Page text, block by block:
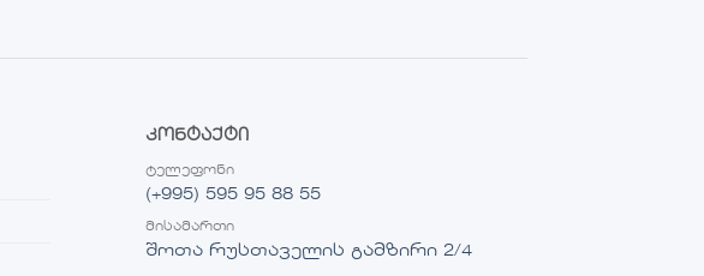
კონტაქტი
ტელეფონი
(+995) 595 95 88 55
მისამართი
შოთა რუსთაველის გამზირი 2/4